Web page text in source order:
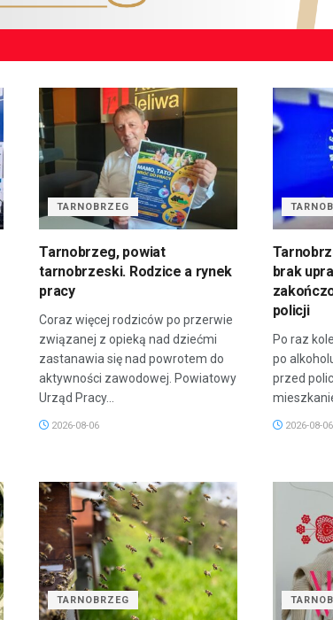
TARNOBRZEG
Tarnobrzeg, powiat
tarnobrzeski. Rodzice a rynek
pracy
Coraz więcej rodziców po przerwie
związanej z opieką nad dziećmi
zastanawia się nad powrotem do
aktywności zawodowej. Powiatowy
Urząd Pracy...
2026-08-06
brak
policji
Po raz
po
przed
2026-08-06
TARNOBRZEG